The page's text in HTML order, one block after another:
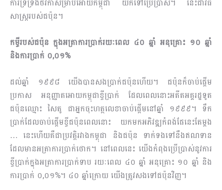
សាស្រ្តរបស់ជប៉ុន។
កម្ចីរបស់ជប៉ុន ក្នុងអត្រាការប្រាក់រយៈពេល ៤០ ឆ្នាំ អនុគ្រោះ ១០ ឆ្នាំ
និងការប្រាក់ ០,០១%
ដល់ឆ្នាំ ១៩៩៨ យើងបានសងប្រាក់ជប៉ុនហើយ។ ជប៉ុនក៏ចាប់ផ្ដើម
ប្រកាស អនុញ្ញាតអោយកម្ពុជាខ្ចីប្រាក់ ដែលពេលនោះអតីតអគ្គរដ្ឋទូត
ជប៉ុនឈ្មោះ សៃតូ ជាអ្នកចុះហត្ថលេខាចាប់ផ្ដើមនៅឆ្នាំ ១៩៩៩។ ទឹក
ប្រាក់ដែលចាប់ផ្ដើមខ្ចីជប៉ុនពេលនោះ យកមកអភិវឌ្ឍកំពង់ផែនេះតែម្ដង
… នេះហើយគឺជាប្រវត្តិរវាងកម្ពុជា និងជប៉ុន ទាក់ទងទៅនឹងឥណទាន
ដែលមានអត្រាការប្រាក់ថោក។ នៅពេលនេះ យើងកំពុងប្រើប្រាស់នូវការ
ខ្ចីប្រាក់​ក្នុងអត្រាការប្រាក់ទាប រយៈពេល ៤០ ឆ្នាំ អនុគ្រោះ ១០ ឆ្នាំ និង
ការប្រាក់ ០,០១%។ ៤០ ឆ្នាំក្រោយ យើងត្រូវសងទៅជប៉ុនវិញ។